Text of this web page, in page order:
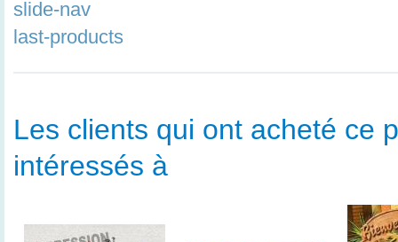
slide-nav
last-products
Les clients qui ont acheté ce
intéressés à